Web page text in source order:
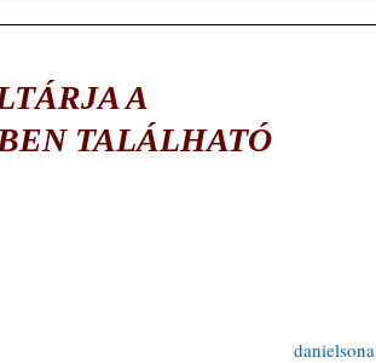
A
TALÁLHATÓ
danielsona